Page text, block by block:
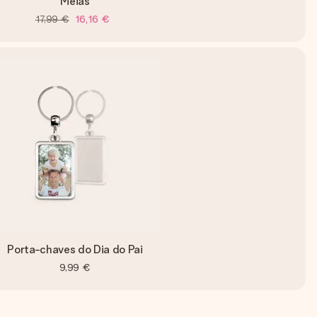
17,99 € 16,16 €
Porta-chaves do Dia do Pai
9,99 €